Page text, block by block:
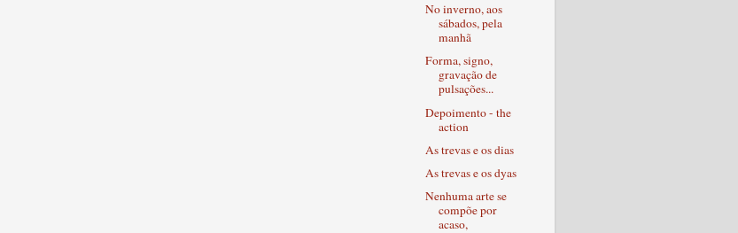
No inverno, aos
sábados, pela
manhã
Forma, signo,
gravação de
pulsações...
Depoimento - the
action
As trevas e os dias
As trevas e os dyas
Nenhuma arte se
compõe por
acaso,